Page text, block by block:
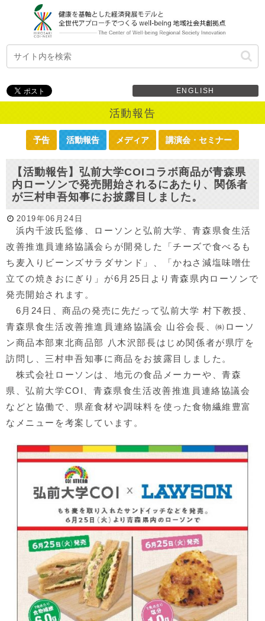
ENGLISH
活動報告
予告 活動報告 メディア 講演会・セミナー
【活動報告】弘前大学COIコラボ商品が青森県
内ローソンで発売開始されるにあたり、関係者
が三村申吾知事にお披露目しました。
2019年06月24日
浜内千波氏監修、ローソンと弘前大学、青森県食生活
改善推進員連絡協議会らが開発した「チーズで食べるも
ち麦入りビーンズサラダサンド」、「かねさ減塩味噌仕
立ての焼きおにぎり」が6月25日より青森県内ローソンで
発売開始されます。
6月24日、商品の発売に先だって弘前大学 村下教授、
青森県食生活改善推進員連絡協議会 山谷会長、㈱ローソ
ン商品本部東北商品部 八木沢部長はじめ関係者が県庁を
訪問し、三村申吾知事に商品をお披露目しました。
株式会社ローソンは、地元の食品メーカーや、青森
県、弘前大学COI、青森県食生活改善推進員連絡協議会
などと協働で、県産食材や調味料を使った食物繊維豊富
なメニューを考案しています。